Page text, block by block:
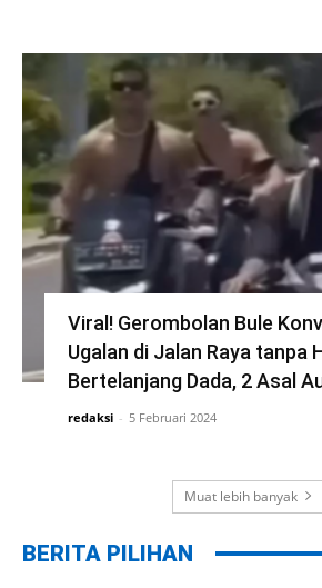
Viral! Gerombolan Bule
Ugalan di Jalan Raya tanpa
Bertelanjang Dada, 2 Asal
redaksi - 5 Februari 2024
Muat lebih banyak
BERITA PILIHAN